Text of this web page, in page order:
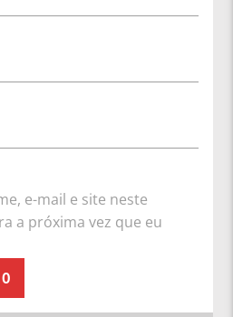
e-mail e site neste
a próxima vez que eu